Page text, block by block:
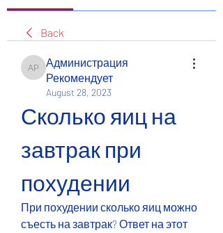
Back
Администрация Рекомендует
Администрация
Рекомендует
August 28, 2023
Сколько яиц на
завтрак при
похудении
При похудении сколько яиц можно
съесть на завтрак? Ответ на этот